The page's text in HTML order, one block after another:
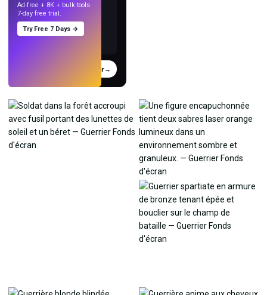
Essayer→
Ad-free + 8K + bulk tools.
7-day free trial.
Try Free 7 Days →